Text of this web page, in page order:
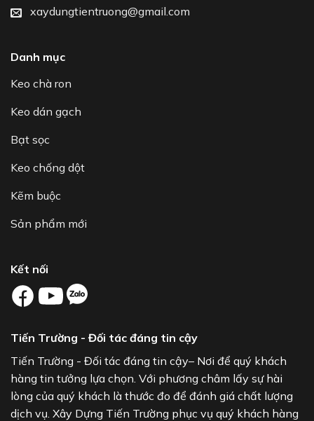
xaydungtientruong@gmail.com
Danh mục
Keo chà ron
Keo dán gạch
Bạt sọc
Keo chống dột
Kẽm buộc
Sản phẩm mới
Kết nối
Tiến Trường - Đối tác đáng tin cậy
Tiến Trường - Đối tác đáng tin cậy– Nơi để quý khách
hàng tin tưởng lựa chọn. Với phương châm lấy sự hài
lòng của quý khách là thước đo để đánh giá chất lượng
dịch vụ. Xây Dựng Tiến Trường phục vụ quý khách hàng